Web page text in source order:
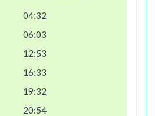
04:32
06:03
12:53
16:33
19:32
20:54